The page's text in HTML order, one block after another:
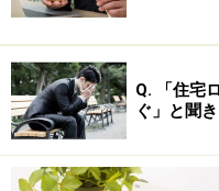
Q. 「住宅
ぐ」と聞